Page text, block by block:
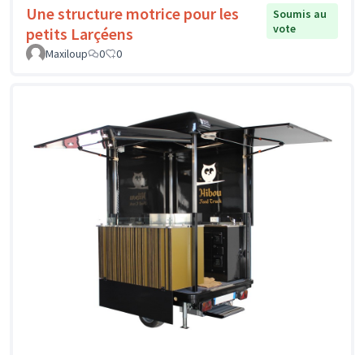
Une structure motrice pour les
petits Larçéens
Soumis au
vote
Maxiloup
0 0